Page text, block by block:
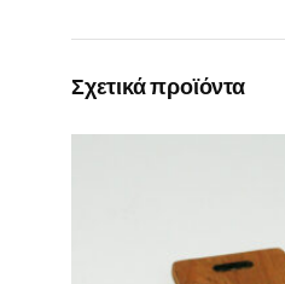
Σχετικά προϊόντα